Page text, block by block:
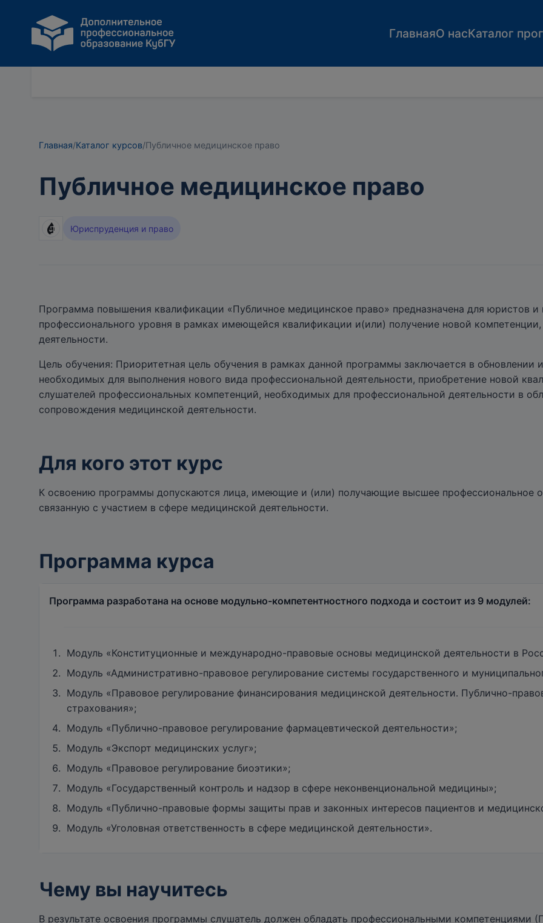
ГлавнаяО насКаталог
Главная/Каталог курсов/Публичное медицинское право
Публичное медицинское право
Юриспруденция и право
Программа повышения квалификации «Публичное медицинское право» предназначена для юристов и
профессионального уровня в рамках имеющейся квалификации и(или) получение новой
деятельности.
Цель обучения: Приоритетная цель обучения в рамках данной программы заключается в
необходимых для выполнения нового вида профессиональной деятельности, приобретение новой
слушателей профессиональных компетенций, необходимых для профессиональной деятельности в
сопровождения медицинской деятельности.
Для кого этот курс
К освоению программы допускаются лица, имеющие и (или) получающие высшее профессиональное
связанную с участием в сфере медицинской деятельности.
Программа курса
Программа разработана на основе модульно-компетентностного подхода и состоит из 9 модулей:
Модуль «Конституционные и международно-правовые основы медицинской деятельности в
Модуль «Административно-правовое регулирование системы государственного и
Модуль «Правовое регулирование финансирования медицинской деятельности. Публично-
страхования»;
Модуль «Публично-правовое регулирование фармацевтической деятельности»;
Модуль «Экспорт медицинских услуг»;
Модуль «Правовое регулирование биоэтики»;
Модуль «Государственный контроль и надзор в сфере неконвенциональной медицины»;
Модуль «Публично-правовые формы защиты прав и законных интересов пациентов и
Модуль «Уголовная ответственность в сфере медицинской деятельности».
Чему вы научитесь
В результате освоения программы слушатель должен обладать профессиональными компетенциями